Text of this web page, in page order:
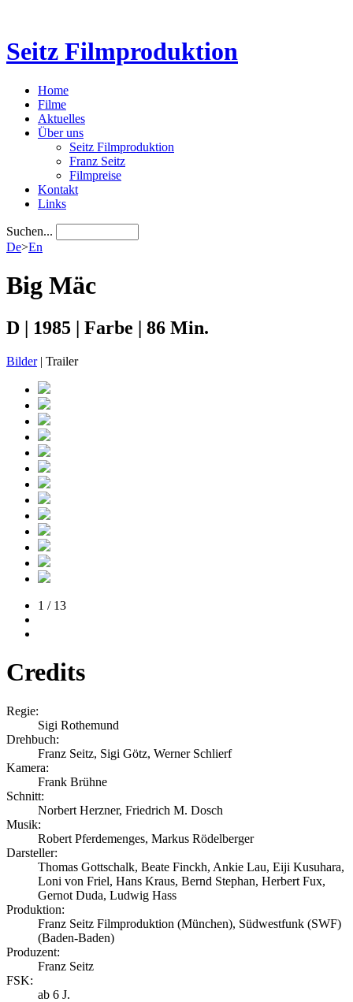
Seitz Filmproduktion
Home
Filme
Aktuelles
Über uns
Seitz Filmproduktion
Franz Seitz
Filmpreise
Kontakt
Links
Suchen...
De>En
Big Mäc
D | 1985 | Farbe | 86 Min.
Bilder| Trailer
1 / 13
Credits
Regie:
Sigi Rothemund
Drehbuch:
Franz Seitz, Sigi Götz, Werner Schlierf
Kamera:
Frank Brühne
Schnitt:
Norbert Herzner, Friedrich M. Dosch
Musik:
Robert Pferdemenges, Markus Rödelberger
Darsteller:
Thomas Gottschalk, Beate Finckh, Ankie Lau, Eiji Kusuhara,
Loni von Friel, Hans Kraus, Bernd Stephan, Herbert Fux,
Gernot Duda, Ludwig Hass
Produktion:
Franz Seitz Filmproduktion (München), Südwestfunk (SWF)
(Baden-Baden)
Produzent:
Franz Seitz
FSK:
ab 6 J.